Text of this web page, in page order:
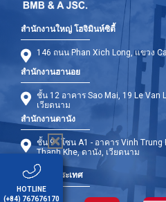
สำนักงานใหญ่ โฮจิมินห์ซิตี้
146 ถนน Phan Xich Long, แขวง
สำนักงานฮานอย
ชั้น 12 อาคาร Sao Mai, 19 Le Van
เวียดนาม
สำนักงานดานัง
ชั้น 9 - โซน A1 - อาคาร Vinh
Thanh Khe, ดานัง, เวียดนาม
สาขาต่างประเทศ
HOTLINE
(+84) 767676170